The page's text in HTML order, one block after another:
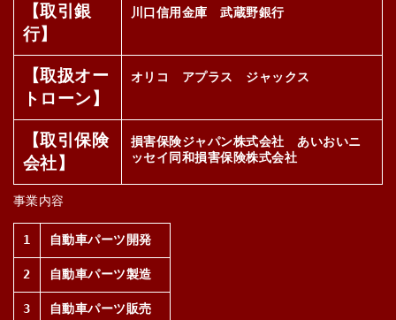
【取引銀
行】
川口信用金庫 武蔵野銀行
【取扱オー
トローン】
オリコ アプラス ジャックス
【取引保険
会社】
損害保険ジャパン株式会社 あいおいニ
ッセイ同和損害保険株式会社
事業内容
1 自動車パーツ開発
2 自動車パーツ製造
3 自動車パーツ販売